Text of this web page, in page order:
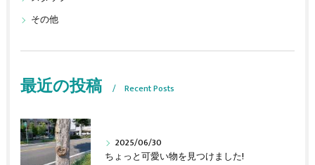
その他
最近の投稿 Recent Posts
2025/06/30
ちょっと可愛い物を見つけました!